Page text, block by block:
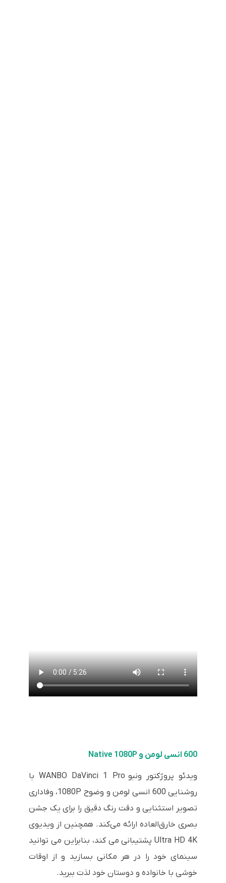
600 انسی لومن و Native 1080P
ویدئو پروژکتور ونبو WANBO DaVinci 1 Pro با
روشنایی 600 انسی لومن و وضوح 1080P، وفاداری
تصویر استثنایی و دقت رنگ دقیق را برای یک جشن
بصری خارق‌العاده ارائه می‌کند. همچنین از ویدیوی
Ultra HD 4K پشتیبانی می کند، بنابراین می توانید
سینمای خود را در هر مکانی بسازید و از اوقات
خوشی با خانواده و دوستان خود لذت ببرید.